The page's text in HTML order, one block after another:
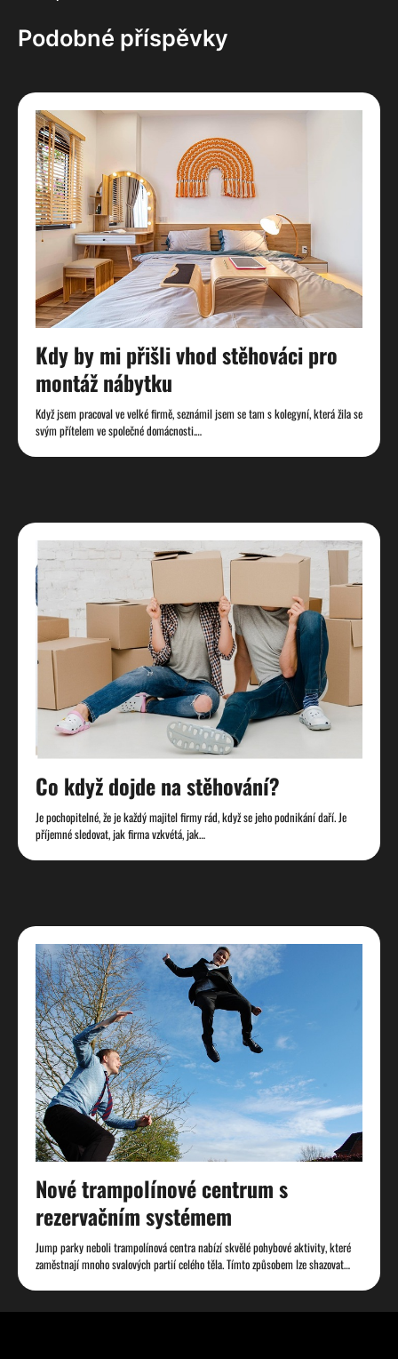
příspěvek
Podobné příspěvky
Kdy by mi přišli vhod stěhováci pro
montáž nábytku
Když jsem pracoval ve velké firmě, seznámil jsem se tam s kolegyní, která žila se
svým přítelem ve společné domácnosti.…
Co když dojde na stěhování?
Je pochopitelné, že je každý majitel firmy rád, když se jeho podnikání daří. Je
příjemné sledovat, jak firma vzkvétá, jak…
Nové trampolínové centrum s
rezervačním systémem
Jump parky neboli trampolínová centra nabízí skvělé pohybové aktivity, které
zaměstnají mnoho svalových partií celého těla. Tímto způsobem lze shazovat…